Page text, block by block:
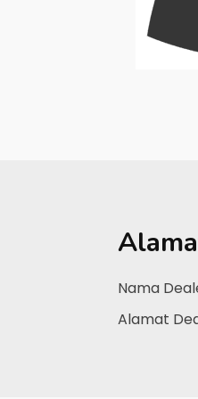
Nama
Alamat